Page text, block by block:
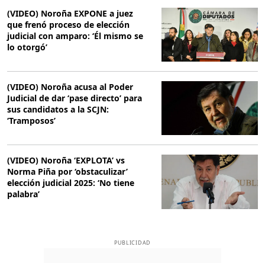
(VIDEO) Noroña EXPONE a juez
que frenó proceso de elección
judicial con amparo: ‘Él mismo se
lo otorgó’
(VIDEO) Noroña acusa al Poder
Judicial de dar ‘pase directo’ para
sus candidatos a la SCJN:
‘Tramposos’
(VIDEO) Noroña ‘EXPLOTA’ vs
Norma Piña por ‘obstaculizar’
elección judicial 2025: ‘No tiene
palabra’
PUBLICIDAD